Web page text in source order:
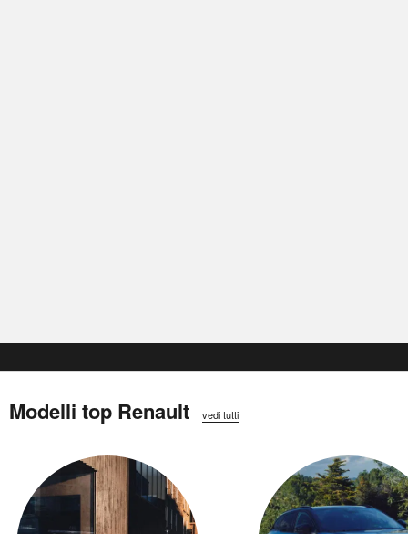
Modelli top Renault vedi tutti